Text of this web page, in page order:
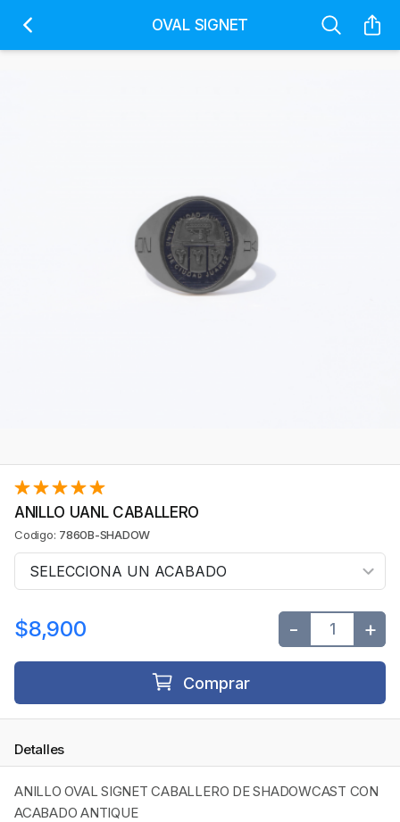
OVAL SIGNET
ANILLO UANL CABALLERO
Codigo: 7860B-SHADOW
$8,900 - +
Comprar
Detalles
ANILLO OVAL SIGNET CABALLERO DE SHADOWCAST CON
ACABADO ANTIQUE